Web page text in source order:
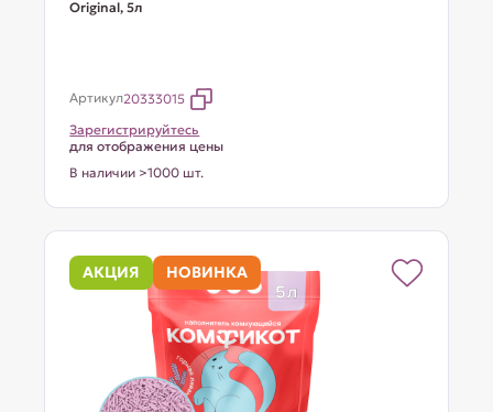
Original, 5л
Артикул20333015
Зарегистрируйтесь
для отображения цены
В наличии >1000 шт.
АКЦИЯ НОВИНКА